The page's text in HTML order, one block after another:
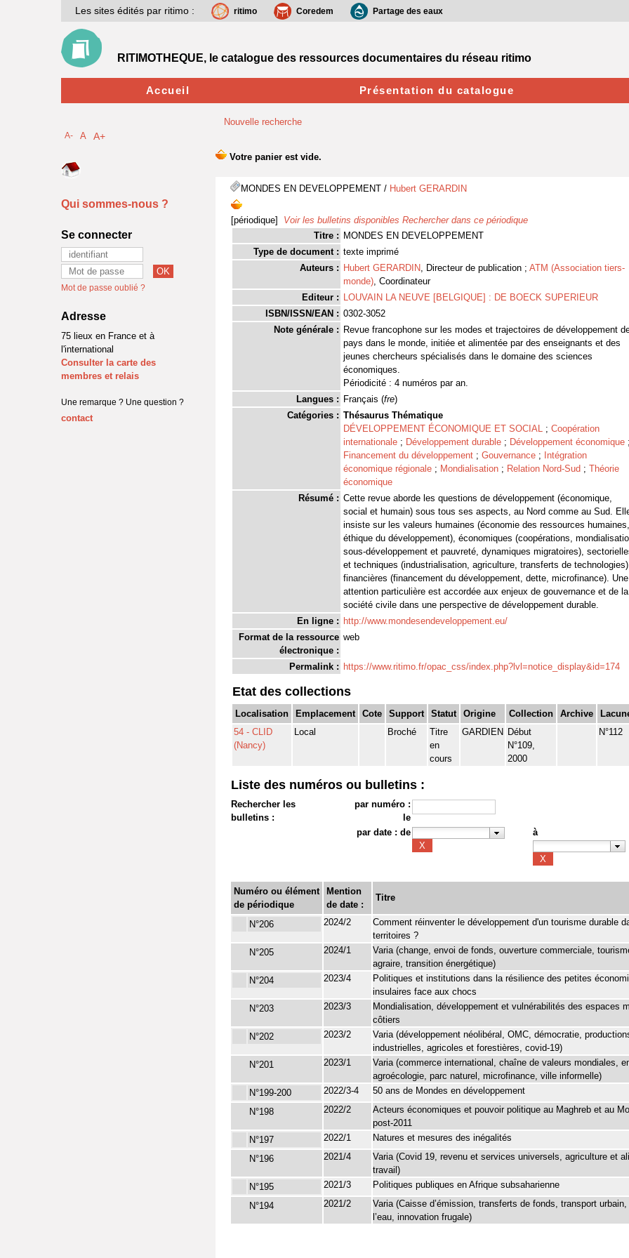
Nouvelle recherche
MONDES EN DEVELOPPEMENT / Hubert GERARDIN
[périodique] Voir les bulletins disponibles Rechercher dans ce périodique
Titre : MONDES EN DEVELOPPEMENT
Type de document : texte imprimé
Auteurs : Hubert GERARDIN, Directeur de publication ; ATM (Association tiers-
monde), Coordinateur
Editeur : LOUVAIN LA NEUVE [BELGIQUE] : DE BOECK SUPERIEUR
ISBN/ISSN/EAN : 0302-3052
Note générale : Revue francophone sur les modes et trajectoires de développement
pays dans le monde, initiée et alimentée par des enseignants et des
jeunes chercheurs spécialisés dans le domaine des sciences
économiques.
Périodicité : 4 numéros par an.
Langues : Français (fre)
Catégories : Thésaurus Thématique
DÉVELOPPEMENT ÉCONOMIQUE ET SOCIAL ; Coopération
internationale ; Développement durable ; Développement économique ;
Financement du développement ; Gouvernance ;
Intégration
économique régionale ; Mondialisation ; Relation Nord-Sud ; Théorie
économique
Résumé : Cette revue aborde les questions de développement (économique,
social et humain) sous tous ses aspects, au Nord comme au Sud.
insiste sur les valeurs humaines (économie des ressources humaines,
éthique du développement), économiques (coopérations,
sous-développement et pauvreté, dynamiques migratoires),
et techniques (industrialisation, agriculture, transferts de
financières (financement du développement, dette, microfinance). Une
attention particulière est accordée aux enjeux de gouvernance et de la
société civile dans une perspective de développement durable.
En ligne : http://www.mondesendeveloppement.eu/
Format de la ressource
électronique :
web
Permalink : https://www.ritimo.fr/opac_css/index.php?lvl=notice_display&id=174
Etat des collections
Localisation Emplacement Cote Support Statut Origine Collection Archive
54 - CLID
(Nancy)
Local Broché
Titre
en
cours
GARDIEN Début
N°109,
2000
N°112
Liste des numéros ou bulletins :
Rechercher les
bulletins :
par numéro :
le
par date : de
à
Numéro ou élément
de périodique
Mention
de date :
Titre
N°206
2024/2
Comment réinventer le développement d'un tourisme durable
territoires ?
N°205 2024/1
Varia (change, envoi de fonds, ouverture commerciale,
agraire, transition énergétique)
N°204 2023/4
Politiques et institutions dans la résilience des petites
insulaires face aux chocs
N°203 2023/3
Mondialisation, développement et vulnérabilités des espaces
côtiers
N°202 2023/2
Varia (développement néolibéral, OMC, démocratie,
industrielles, agricoles et forestières, covid-19)
N°201 2023/1
Varia (commerce international, chaîne de valeurs mondiales,
agroécologie, parc naturel, microfinance, ville informelle)
N°199-200 2022/3-4 50 ans de Mondes en développement
N°198
2022/2
Acteurs économiques et pouvoir politique au Maghreb et au
post-2011
N°197 2022/1 Natures et mesures des inégalités
N°196
2021/4
Varia (Covid 19, revenu et services universels, agriculture et
travail)
N°195 2021/3 Politiques publiques en Afrique subsaharienne
N°194
2021/2
Varia (Caisse d’émission, transferts de fonds, transport
l’eau, innovation frugale)
Les sites édités par ritimo : ritimo Coredem Partage des eaux
RITIMOTHEQUE, le catalogue des ressources documentaires du réseau ritimo
Accueil Présentation du catalogue
A- A A+
Qui sommes-nous ?
Se connecter
Mot de passe oublié ?
Adresse
75 lieux en France et à
l'international
Consulter la carte des
membres et relais
Une remarque ? Une question ?
contact